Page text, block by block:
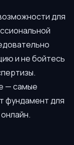
для
и не бойтесь
— самые
фундамент для